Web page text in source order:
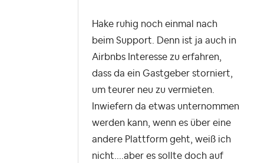
Hake ruhig noch einmal nach
beim Support. Denn ist ja auch in
Airbnbs Interesse zu erfahren,
dass da ein Gastgeber storniert,
um teurer neu zu vermieten.
Inwiefern da etwas unternommen
werden kann, wenn es über eine
andere Plattform geht, weiß ich
nicht....aber es sollte doch auf